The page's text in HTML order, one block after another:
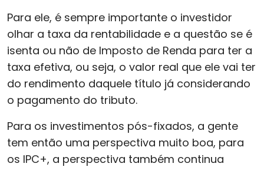
Para ele, é sempre importante o investidor
olhar a taxa da rentabilidade e a questão se é
isenta ou não de Imposto de Renda para ter a
taxa efetiva, ou seja, o valor real que ele vai ter
do rendimento daquele título já considerando
o pagamento do tributo.
Para os investimentos pós-fixados, a gente
tem então uma perspectiva muito boa, para
os IPC+, a perspectiva também continua